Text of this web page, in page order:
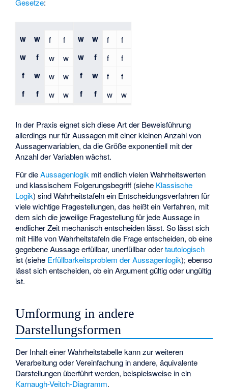
Gesetze:
w w f f
w f w w
f w w w
f f w w
w w f f
w f f f
f w f f
f f w w
In der Praxis eignet sich diese Art der Beweisführung
allerdings nur für Aussagen mit einer kleinen Anzahl von
Aussagenvariablen, da die Größe exponentiell mit der
Anzahl der Variablen wächst.
Für dieAussagenlogik mit endlich vielen Wahrheitswerten
und klassischem Folgerungsbegriff (siehe Klassische
Logik) sind Wahrheitstafeln ein Entscheidungsverfahren für
viele wichtige Fragestellungen, das heißt ein Verfahren, mit
dem sich die jeweilige Fragestellung für jede Aussage in
endlicher Zeit mechanisch entscheiden lässt. So lässt sich
mit Hilfe von Wahrheitstafeln die Frage entscheiden, ob eine
gegebene Aussage erfüllbar, unerfüllbar odertautologisch
ist (siehe Erfüllbarkeitsproblem der Aussagenlogik); ebenso
lässt sich entscheiden, ob ein Argument gültig oder ungültig
ist.
Umformung in andere
Darstellungsformen
Der Inhalt einer Wahrheitstabelle kann zur weiteren
Verarbeitung oder Vereinfachung in andere, äquivalente
Darstellungen überführt werden, beispielsweise in ein
Karnaugh-Veitch-Diagramm.